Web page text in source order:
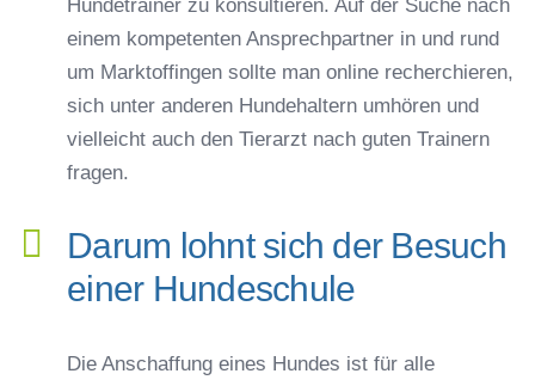
Hundetrainer zu konsultieren. Auf der Suche nach
einem kompetenten Ansprechpartner in und rund
um Marktoffingen sollte man online recherchieren,
sich unter anderen Hundehaltern umhören und
vielleicht auch den Tierarzt nach guten Trainern
fragen.
Darum lohnt sich der Besuch
einer Hundeschule
Die Anschaffung eines Hundes ist für alle